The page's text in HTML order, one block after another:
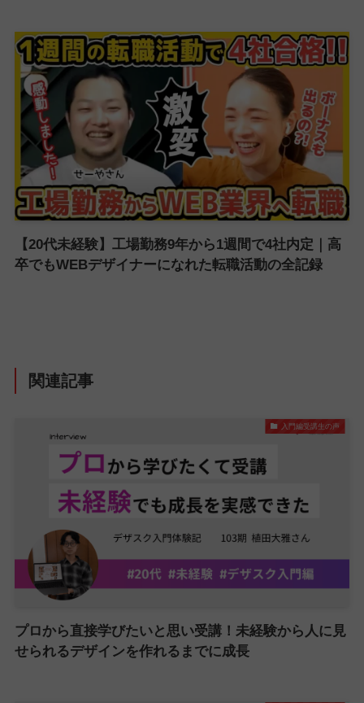
【20代未経験】工場勤務9年から1週間で4社内定｜高
卒でもWEBデザイナーになれた転職活動の全記録
関連記事
入門編受講生の声
プロから直接学びたいと思い受講！未経験から人に見
せられるデザインを作れるまでに成長